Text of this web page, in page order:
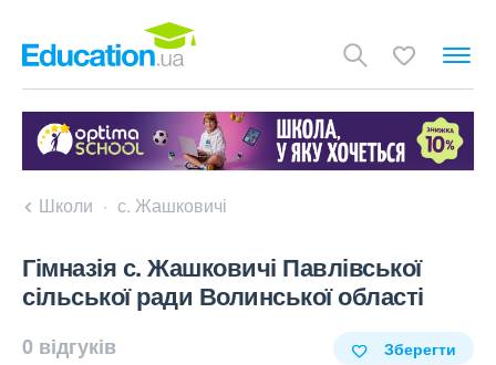
Школи с. Жашковичі
Гімназія с. Жашковичі Павлівської
сільської ради Волинської області
0 відгуків Зберегти